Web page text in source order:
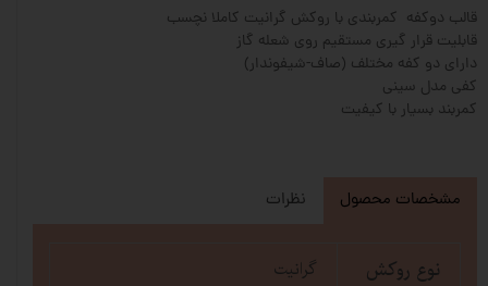
قالب دوکفه کمربندی با روکش گرانیت کاملا نچسب
قابلیت قرار گیری مستقیم روی شعله گاز
دارای دو کفه مختلف (صاف-شیفوندار)
کفی مدل سینی
کمربند بسیار با کیفیت
مشخصات محصول نظرات
نوع روکش گرانیت